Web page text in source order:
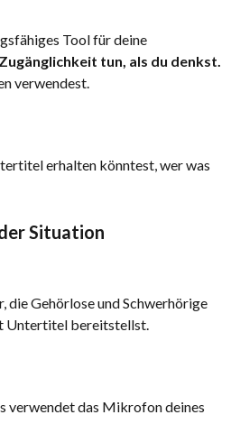
Tool für deine
tun, als du denkst.
verwendest.
erhalten könntest, wer was
Situation
die Gehörlose und Schwerhörige
Untertitel bereitstellst.
verwendet das Mikrofon deines